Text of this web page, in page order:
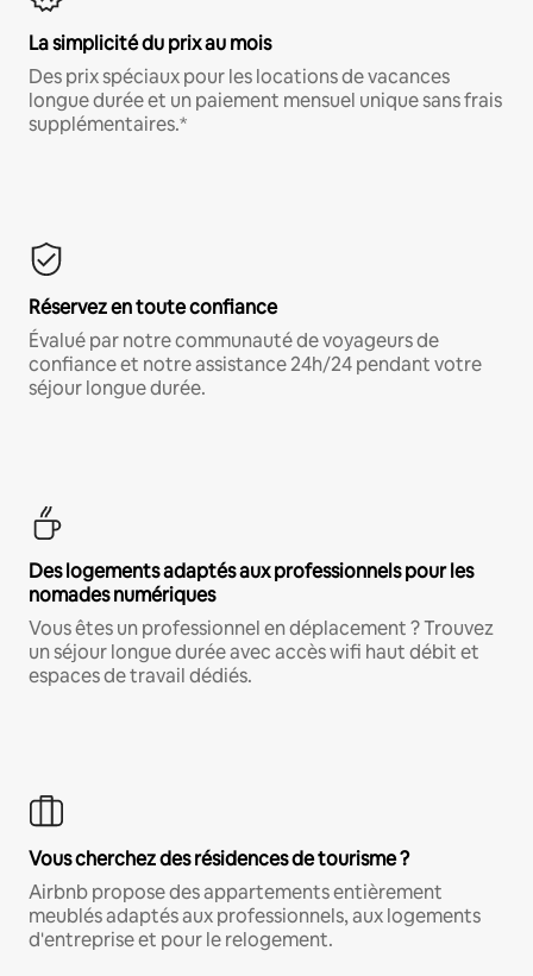
La simplicité du prix au mois
Des prix spéciaux pour les locations de vacances
longue durée et un paiement mensuel unique sans frais
supplémentaires.*
Réservez en toute confiance
Évalué par notre communauté de voyageurs de
confiance et notre assistance 24h/24 pendant votre
séjour longue durée.
Des logements adaptés aux professionnels pour les
nomades numériques
Vous êtes un professionnel en déplacement ? Trouvez
un séjour longue durée avec accès wifi haut débit et
espaces de travail dédiés.
Vous cherchez des résidences de tourisme ?
Airbnb propose des appartements entièrement
meublés adaptés aux professionnels, aux logements
d'entreprise et pour le relogement.